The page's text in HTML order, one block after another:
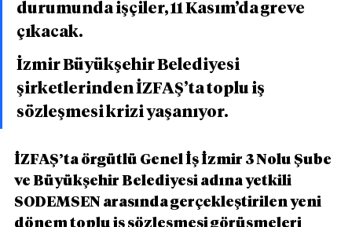
durumunda işçiler, 11 Kasım’da greve
çıkacak.
İzmir Büyükşehir Belediyesi
şirketlerinden İZFAŞ’ta toplu iş
sözleşmesi krizi yaşanıyor.
İZFAŞ’ta örgütlü Genel İş İzmir 3 Nolu Şube
ve Büyükşehir Belediyesi adına yetkili
SODEMSEN arasında gerçekleştirilen yeni
dönem toplu iş sözleşmesi görüşmeleri